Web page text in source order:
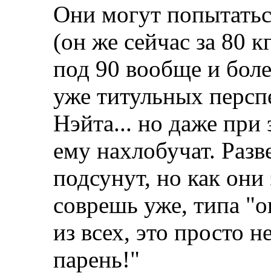
Они могут
(он же сейчас за 80
под 90 вообще и
уже титульных
Нэйта... но даже при
ему нахлобучат.
подсунут, но как они
соврешь уже, типа
из всех, это просто
парень!"